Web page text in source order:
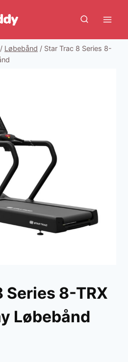
/ Løbebånd / Star Trac 8 Series 8-
Series 8-TRX
Løbebånd